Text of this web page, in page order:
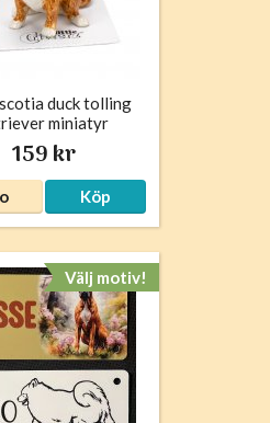
duck tolling
miniatyr
Toller
159 kr
Köp
Välj motiv!